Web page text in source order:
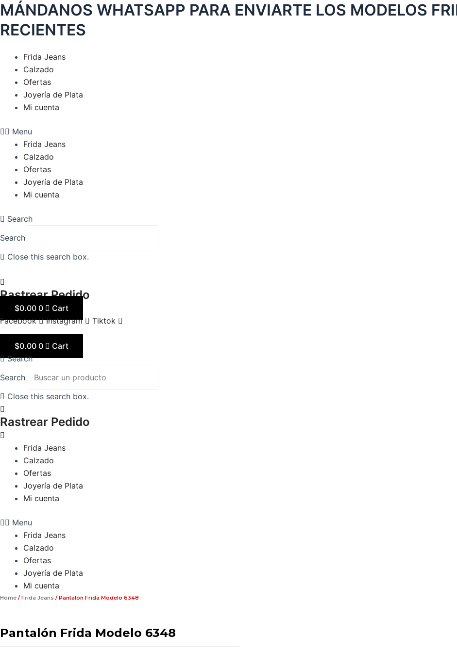
Ir
al
contenido
MÁNDANOS WHATSAPP PARA ENVIARTE LOS MODELOS
RECIENTES
Frida Jeans
Calzado
Ofertas
Joyería de Plata
Mi cuenta
Menu
Frida Jeans
Calzado
Ofertas
Joyería de Plata
Mi cuenta
Search
Search
Close this search box.
Rastrear Pedido
$0.00 0
Cart
Facebook
Instagram Tiktok
$0.00 0
Cart
Search
Search
Close this search box.
Rastrear Pedido
Frida Jeans
Calzado
Ofertas
Joyería de Plata
Mi cuenta
Menu
Frida Jeans
Calzado
Ofertas
Joyería de Plata
Mi cuenta
Home /Frida Jeans / Pantalón Frida Modelo 6348
Pantalón Frida Modelo 6348